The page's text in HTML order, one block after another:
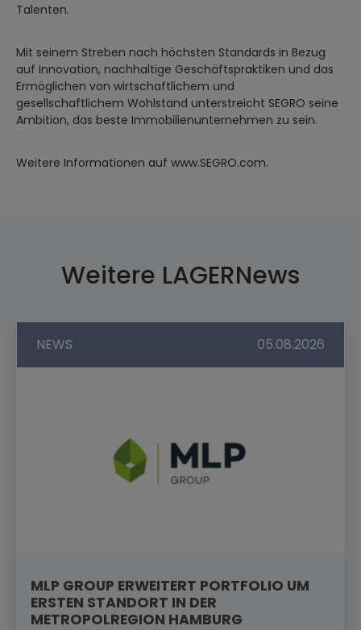
Talenten.
Mit seinem Streben nach höchsten Standards in Bezug
auf Innovation, nachhaltige Geschäftspraktiken und das
Ermöglichen von wirtschaftlichem und
gesellschaftlichem Wohlstand unterstreicht SEGRO seine
Ambition, das beste Immobilienunternehmen zu sein.
Weitere Informationen auf www.SEGRO.com.
Weitere LAGERNews
NEWS 05.08.2026
MLP GROUP ERWEITERT PORTFOLIO UM
ERSTEN STANDORT IN DER
METROPOLREGION HAMBURG